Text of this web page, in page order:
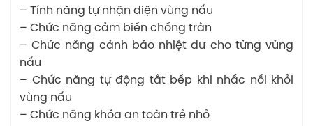
– Tính năng tự nhận diện vùng nấu
– Chức năng cảm biến chống tràn
– Chức năng cảnh báo nhiệt dư cho từng vùng
nấu
– Chức năng tự động tắt bếp khi nhấc nồi khỏi
vùng nấu
– Chức năng khóa an toàn trẻ nhỏ